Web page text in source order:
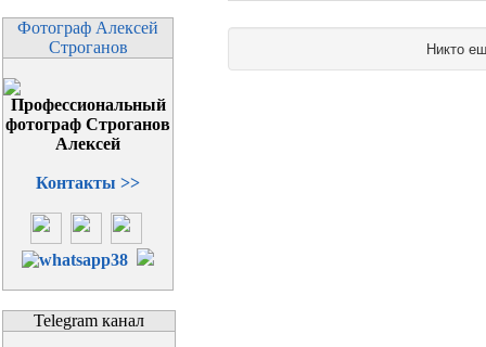
Фотограф Алексей
Строганов
Контакты >>
Telegram канал
Никто